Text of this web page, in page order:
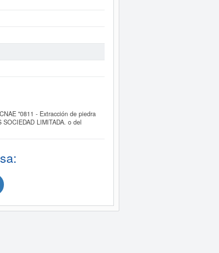
"0811 - Extracción de piedra
LIMITADA. o del